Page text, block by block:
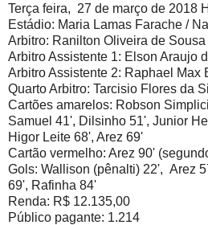
Terça feira, 27 de março de 2018
Estádio: Maria Lamas Farache /
Arbitro: Ranilton Oliveira de Sousa
Arbitro Assistente 1: Elson Araujo
Arbitro Assistente 2: Raphael Max
Quarto Arbitro: Tarcisio Flores da
Cartões amarelos: Robson
Samuel 41', Dilsinho 51', Junior
Higor Leite 68', Arez 69'
Cartão vermelho: Arez 90'
Gols: Wallison (pênalti) 22', Arez
69', Rafinha 84'
Renda: R$ 12.135,00
Público pagante: 1.214